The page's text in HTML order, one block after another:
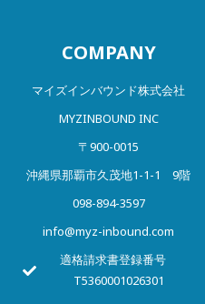
COMPANY
マイズインバウンド株式会社
MYZINBOUND INC
〒900-0015
沖縄県那覇市久茂地1-1-1 9階
098-894-3597
info@myz-inbound.com
適格請求書登録番号
T5360001026301